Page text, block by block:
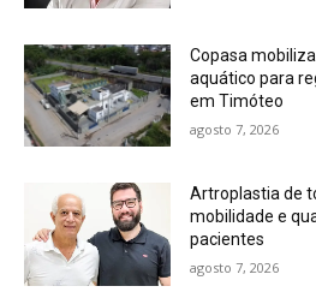
Copasa
aquático para
em Timóteo
agosto 7, 2026
Artroplastia de
mobilidade e
pacientes
agosto 7, 2026